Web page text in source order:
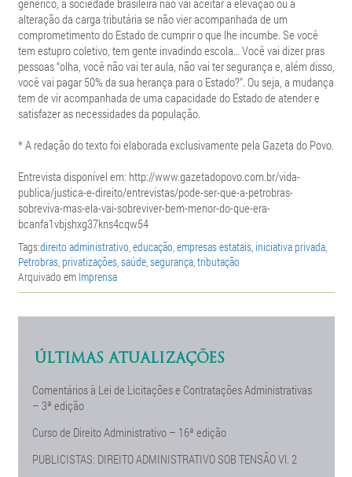
genérico, a sociedade brasileira não vai aceitar a elevação ou a
alteração da carga tributária se não vier acompanhada de um
comprometimento do Estado de cumprir o que lhe incumbe. Se você
tem estupro coletivo, tem gente invadindo escola… Você vai dizer pras
pessoas “olha, você não vai ter aula, não vai ter segurança e, além disso,
você vai pagar 50% da sua herança para o Estado?”. Ou seja, a mudança
tem de vir acompanhada de uma capacidade do Estado de atender e
satisfazer as necessidades da população.
* A redação do texto foi elaborada exclusivamente pela Gazeta do Povo.
Entrevista disponível em: http://www.gazetadopovo.com.br/vida-
publica/justica-e-direito/entrevistas/pode-ser-que-a-petrobras-
sobreviva-mas-ela-vai-sobreviver-bem-menor-do-que-era-
bcanfa1vbjshxg37kns4cqw54
Tags:direito administrativo,educação,empresas estatais, iniciativa privada,
Petrobras, privatizações,saúde,segurança,tributação
Arquivado em Imprensa
ÚLTIMAS ATUALIZAÇÕES
Comentários à Lei de Licitações e Contratações Administrativas
– 3ª edição
Curso de Direito Administrativo – 16ª edição
PUBLICISTAS: DIREITO ADMINISTRATIVO SOB TENSÃO Vl. 2